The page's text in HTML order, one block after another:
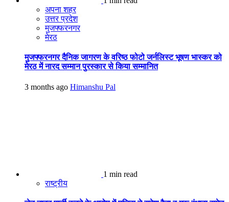
अपना शहर
उत्तर प्रदेश
मुजफ्फरनगर
मेरठ
मुजफ्फरनगर दैनिक जागरण के वरिष्ठ फोटो जर्नलिस्ट भूषण भास्कर को
मेरठ में नारद सम्मान पुरस्कार से किया सम्मानित
3 months ago Himanshu Pal
1 min read
राष्ट्रीय